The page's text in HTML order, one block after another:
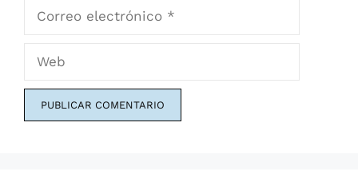
electrónico